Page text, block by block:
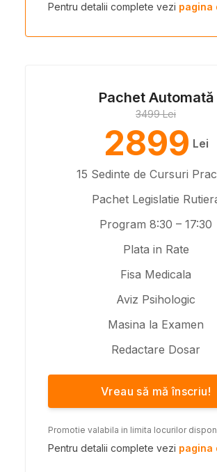
Pentru detalii complete vezi pagina
Pachet Automată
3499 Lei
2899 Lei
15 Sedinte de Cursuri
Pachet Legislatie
Program 8:30 – 17:30
Plata in Rate
Fisa Medicala
Aviz Psihologic
Masina la Examen
Redactare Dosar
Vreau să mă înscriu!
Promotie valabila in limita locurilor
Pentru detalii complete vezi pagina